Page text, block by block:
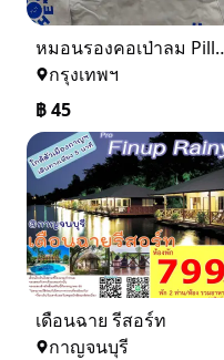
หมอนรองคอเป่าลม
กรุงเทพฯ
฿45
เดือนฉาย รีสอร์ท
กาญจนบุรี